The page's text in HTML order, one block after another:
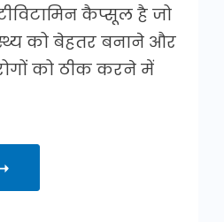
कैप्सूल है जो
को बेहतर बनाने और
को ठीक करने में